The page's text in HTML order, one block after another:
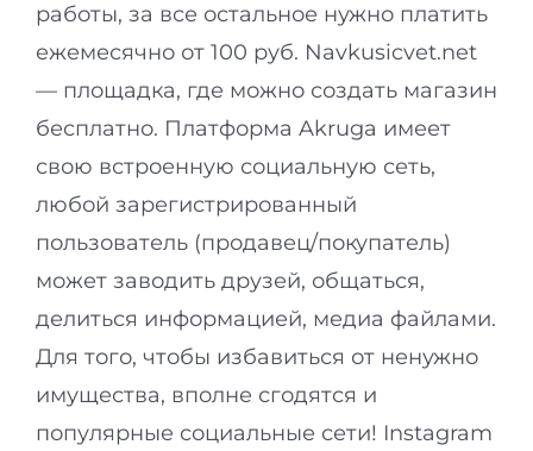
работы, за все остальное нужно платить
ежемесячно от 100 руб. Navkusicvet.net
— площадка, где можно создать магазин
бесплатно. Платформа Akruga имеет
свою встроенную социальную сеть,
любой зарегистрированный
пользователь (продавец/покупатель)
может заводить друзей, общаться,
делиться информацией, медиа файлами.
Для того, чтобы избавиться от ненужно
имущества, вполне сгодятся и
популярные социальные сети! Instagram